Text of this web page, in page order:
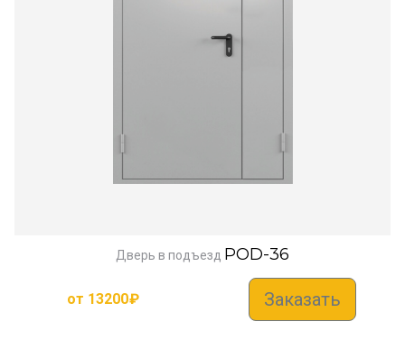
Дверь в подъезд POD-36
от 13200₽ Заказать